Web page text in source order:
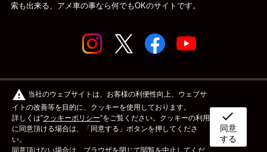
索も出来る、アメ車の事なら何でもOKのサイトです。
© アメ車のWEBマガジン アメ車マガジン公式WEBサイト
ボディタイプ メーカー カスタム&メンテナンス
warning 当社のウェブサイトは、お客様の利便性向上、ウェブサ
イトの改善等を目的に、クッキーを使用しております。
詳しくは”クッキーポリシー”をご覧ください。クッキーの利用
に同意頂ける場合は、「同意する」ボタンを押してくださ
い。
同意頂けない場合は、ブラウザを閉じて閲覧を中止してくだ
check
同意
する